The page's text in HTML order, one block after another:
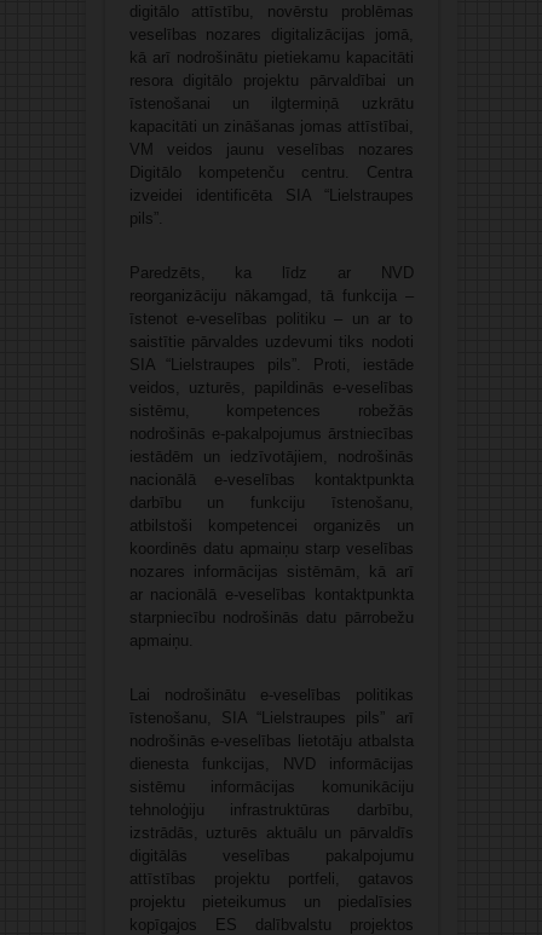
digitālo attīstību, novērstu problēmas
veselības nozares digitalizācijas jomā,
kā arī nodrošinātu pietiekamu kapacitāti
resora digitālo projektu pārvaldībai un
īstenošanai un ilgtermiņā uzkrātu
kapacitāti un zināšanas jomas attīstībai,
VM veidos jaunu veselības nozares
Digitālo kompetenču centru. Centra
izveidei identificēta SIA “Lielstraupes
pils”.
Paredzēts, ka līdz ar NVD
reorganizāciju nākamgad, tā funkcija –
īstenot e-veselības politiku – un ar to
saistītie pārvaldes uzdevumi tiks nodoti
SIA “Lielstraupes pils”. Proti, iestāde
veidos, uzturēs, papildinās e-veselības
sistēmu, kompetences robežās
nodrošinās e-pakalpojumus ārstniecības
iestādēm un iedzīvotājiem, nodrošinās
nacionālā e-veselības kontaktpunkta
darbību un funkciju īstenošanu,
atbilstoši kompetencei organizēs un
koordinēs datu apmaiņu starp veselības
nozares informācijas sistēmām, kā arī
ar nacionālā e-veselības kontaktpunkta
starpniecību nodrošinās datu pārrobežu
apmaiņu.
Lai nodrošinātu e-veselības politikas
īstenošanu, SIA “Lielstraupes pils” arī
nodrošinās e-veselības lietotāju atbalsta
dienesta funkcijas, NVD informācijas
sistēmu informācijas komunikāciju
tehnoloģiju infrastruktūras darbību,
izstrādās, uzturēs aktuālu un pārvaldīs
digitālās veselības pakalpojumu
attīstības projektu portfeli, gatavos
projektu pieteikumus un piedalīsies
kopīgajos ES dalībvalstu projektos